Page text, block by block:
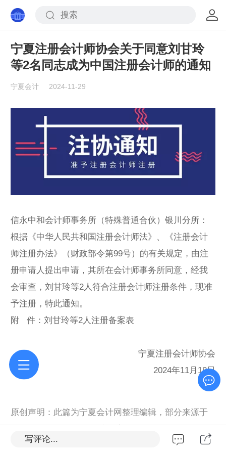
宁夏注册会计师协会关于同意刘甘玲
等2名同志成为中国注册会计师的通知
宁夏会计 2024-11-29
信永中和会计师事务所（特殊普通合伙）银川分所：
根据《中华人民共和国注册会计师法》、《注册会计
师注册办法》（财政部令第99号）的有关规定，由注
册申请人提出申请，其所在会计师事务所同意，经我
会审查，刘甘玲等2人符合注册会计师注册条件，现准
予注册，特此通知。
附 件：刘甘玲等2人注册备案表
宁夏注册会计师协会
2024年11月18日
原创声明：此篇为宁夏会计网整理编辑，部分来源于
ningxiakj.com/sys-nd/1665.html
写评论...